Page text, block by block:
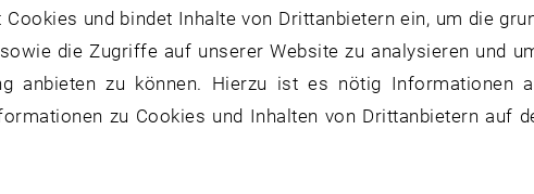
uns herzlich bei den über 50 Teilnehmer_innen des
Cookies und bindet Inhalte von Drittanbietern ein, um die
die Zugriffe auf unserer Website zu analysieren und
anbieten zu können. Hierzu ist es nötig Informationen
zu Cookies und Inhalten von Drittanbietern auf